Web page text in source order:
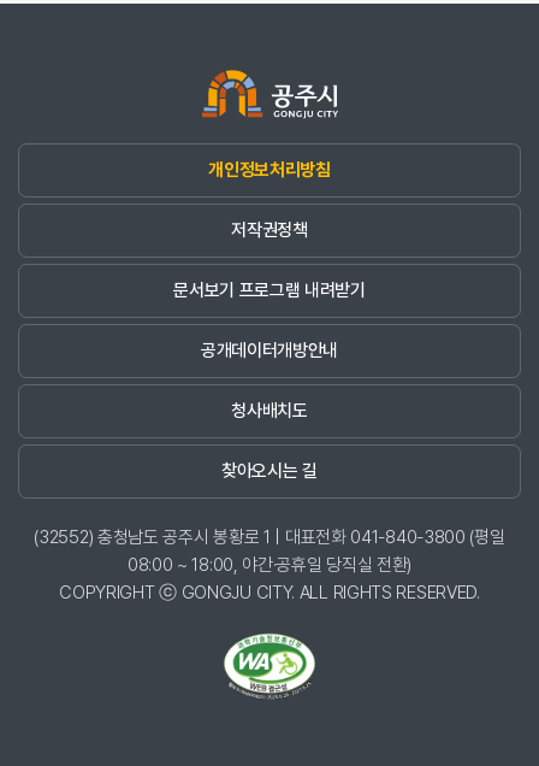
개인정보처리방침
저작권정책
문서보기 프로그램 내려받기
공개데이터개방안내
청사배치도
찾아오시는 길
(32552) 충청남도 공주시 봉황로 1 | 대표전화 041-840-3800 (평일
08:00 ~ 18:00, 야간·공휴일 당직실 전환)
COPYRIGHT ⓒ GONGJU CITY. ALL RIGHTS RESERVED.